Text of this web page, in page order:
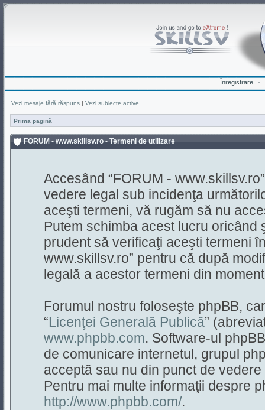
Înregistrare •
Vezi mesaje fără răspuns | Vezi subiecte active
Prima pagină
FORUM - www.skillsv.ro - Termeni de utilizare
Accesând “FORUM -
vedere legal sub incidenţa
aceşti termeni, vă rugăm să nu
Putem schimba acest lucru oricând
prudent să verificaţi aceşti termeni
www.skillsv.ro” pentru că după
legală a acestor termeni din
Forumul nostru foloseşte phpBB,
“Licenţei Generală Publică”
www.phpbb.com. Software-ul
de comunicare internetul, grupul
acceptă sau nu din punct de
Pentru mai multe informaţii despre
http://www.phpbb.com/.